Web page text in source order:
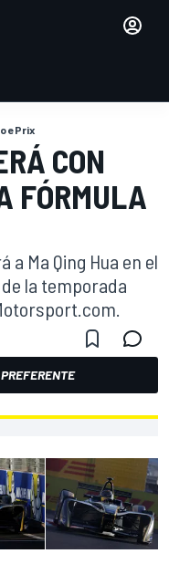
ePrix
CON
FÓRMULA
Ma Qing Hua en el
la temporada